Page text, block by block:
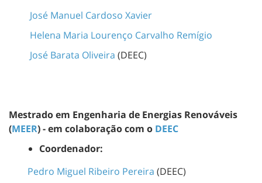
José Manuel Cardoso Xavier
Helena Maria Lourenço Carvalho Remígio
José Barata Oliveira (DEEC)
Mestrado em Engenharia de Energias Renováveis
(MEER) - em colaboração com o DEEC
Coordenador:
Pedro Miguel Ribeiro Pereira (DEEC)